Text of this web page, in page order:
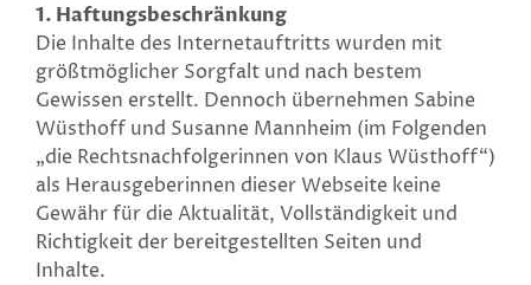
1. Haftungsbeschränkung
Die Inhalte des Internetauftritts wurden mit
größtmöglicher Sorgfalt und nach bestem
Gewissen erstellt. Dennoch übernehmen Sabine
Wüsthoff und Susanne Mannheim (im Folgenden
„die Rechtsnachfolgerinnen von Klaus Wüsthoff“)
als Herausgeberinnen dieser Webseite keine
Gewähr für die Aktualität, Vollständigkeit und
Richtigkeit der bereitgestellten Seiten und
Inhalte.